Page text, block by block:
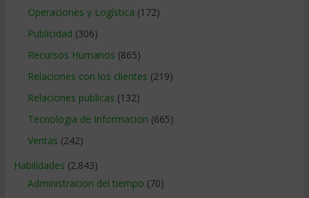
Operaciones y Logística (172)
Publicidad (306)
Recursos Humanos (865)
Relaciones con los clientes (219)
Relaciones publicas (132)
Tecnologia de Informacion (665)
Ventas (242)
Habilidades (2.843)
Administracion del tiempo (70)